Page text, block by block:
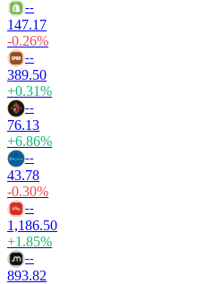
--
147.17
-0.26%
--
389.50
+0.31%
--
76.13
+6.86%
--
43.78
-0.30%
--
1,186.50
+1.85%
--
893.82